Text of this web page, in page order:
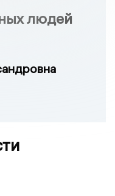
людей